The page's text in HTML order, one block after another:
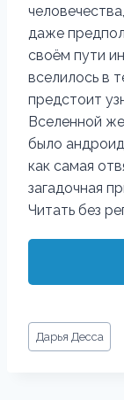
даже
своём пути
вселилось в
предстоит
Вселенной
было
как самая
загадочная
Читать без
Метки
записи:
Дарья Десса